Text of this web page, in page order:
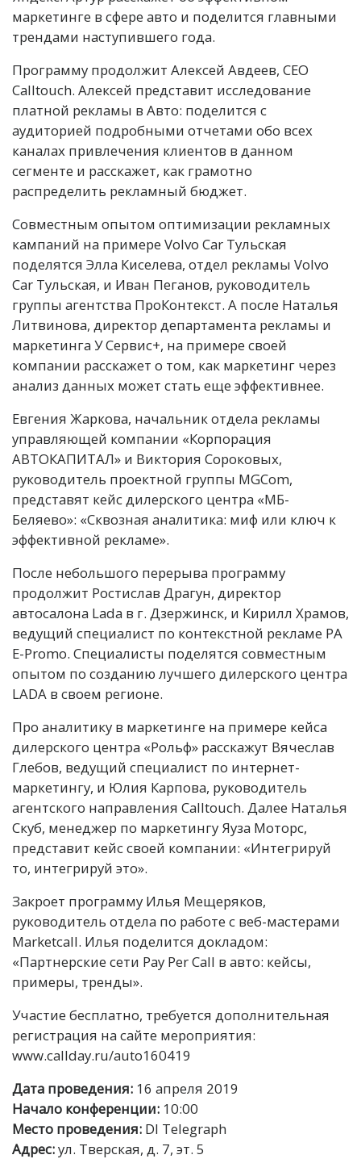
маркетинге в сфере авто и поделится главными
трендами наступившего года.
Программу продолжит Алексей Авдеев, CEO
Calltouch. Алексей представит исследование
платной рекламы в Авто: поделится с
аудиторией подробными отчетами обо всех
каналах привлечения клиентов в данном
сегменте и расскажет, как грамотно
распределить рекламный бюджет.
Совместным опытом оптимизации рекламных
кампаний на примере Volvo Car Тульская
поделятся Элла Киселева, отдел рекламы Volvo
Car Тульская, и Иван Пеганов, руководитель
группы агентства ПроКонтекст. А после Наталья
Литвинова, директор департамента рекламы и
маркетинга У Сервис+, на примере своей
компании расскажет о том, как маркетинг через
анализ данных может стать еще эффективнее.
Евгения Жаркова, начальник отдела рекламы
управляющей компании «Корпорация
АВТОКАПИТАЛ» и Виктория Сороковых,
руководитель проектной группы MGCom,
представят кейс дилерского центра «МБ-
Беляево»: «Сквозная аналитика: миф или ключ к
эффективной рекламе».
После небольшого перерыва программу
продолжит Ростислав Драгун, директор
автосалона Lada в г. Дзержинск, и Кирилл Храмов,
ведущий специалист по контекстной рекламе РА
E-Promo. Специалисты поделятся совместным
опытом по созданию лучшего дилерского центра
LADA в своем регионе.
Про аналитику в маркетинге на примере кейса
дилерского центра «Рольф» расскажут Вячеслав
Глебов, ведущий специалист по интернет-
маркетингу, и Юлия Карпова, руководитель
агентского направления Calltouch. Далее Наталья
Скуб, менеджер по маркетингу Яуза Моторс,
представит кейс своей компании: «Интегрируй
то, интегрируй это».
Закроет программу Илья Мещеряков,
руководитель отдела по работе с веб-мастерами
Marketcall. Илья поделится докладом:
«Партнерские сети Pay Per Call в авто: кейсы,
примеры, тренды».
Участие бесплатно, требуется дополнительная
регистрация на сайте мероприятия:
www.callday.ru/auto160419
Дата проведения: 16 апреля 2019
Начало конференции: 10:00
Место проведения: DI Telegraph
Адрес:ул. Тверская, д. 7, эт. 5